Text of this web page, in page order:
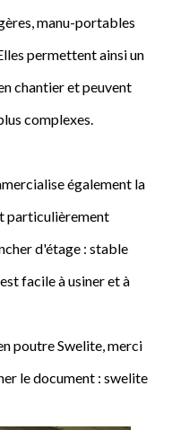
manu-portables
permettent ainsi un
chantier et peuvent
complexes.
également la
particulièrement
d'étage : stable
facile à usiner et à
poutre Swelite, merci
le document : swelite